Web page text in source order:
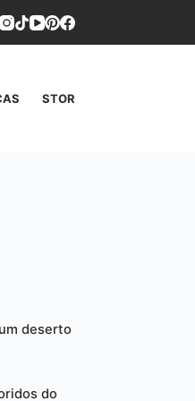
STORIES
deserto
do